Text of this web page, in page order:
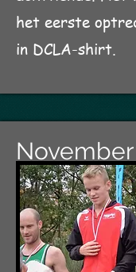
het eerste
in DCLA-shirt.
November